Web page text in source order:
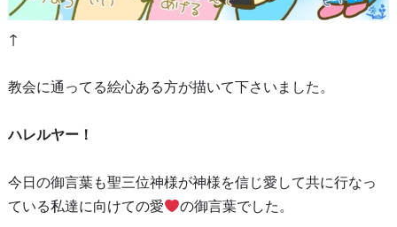
↑
教会に通ってる絵心ある方が描いて下さいました。
ハレルヤー！
今日の御言葉も聖三位神様が神様を信じ愛して共に行なっ
ている私達に向けての愛
の御言葉でした。